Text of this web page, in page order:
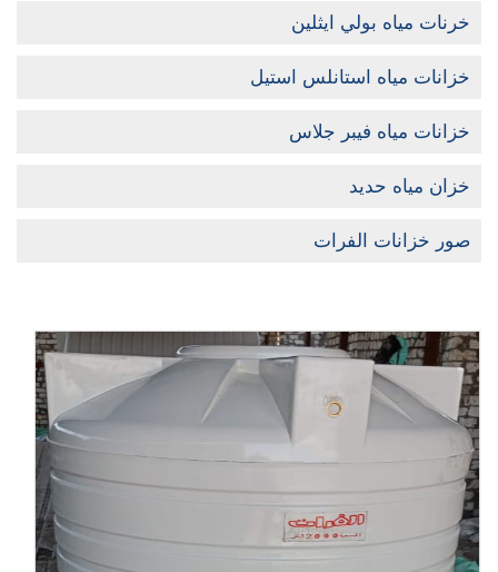
خرنات مياه بولي ايثلين
خزانات مياه استانلس استيل
خزانات مياه فيبر جلاس
خزان مياه حديد
صور خزانات الفرات